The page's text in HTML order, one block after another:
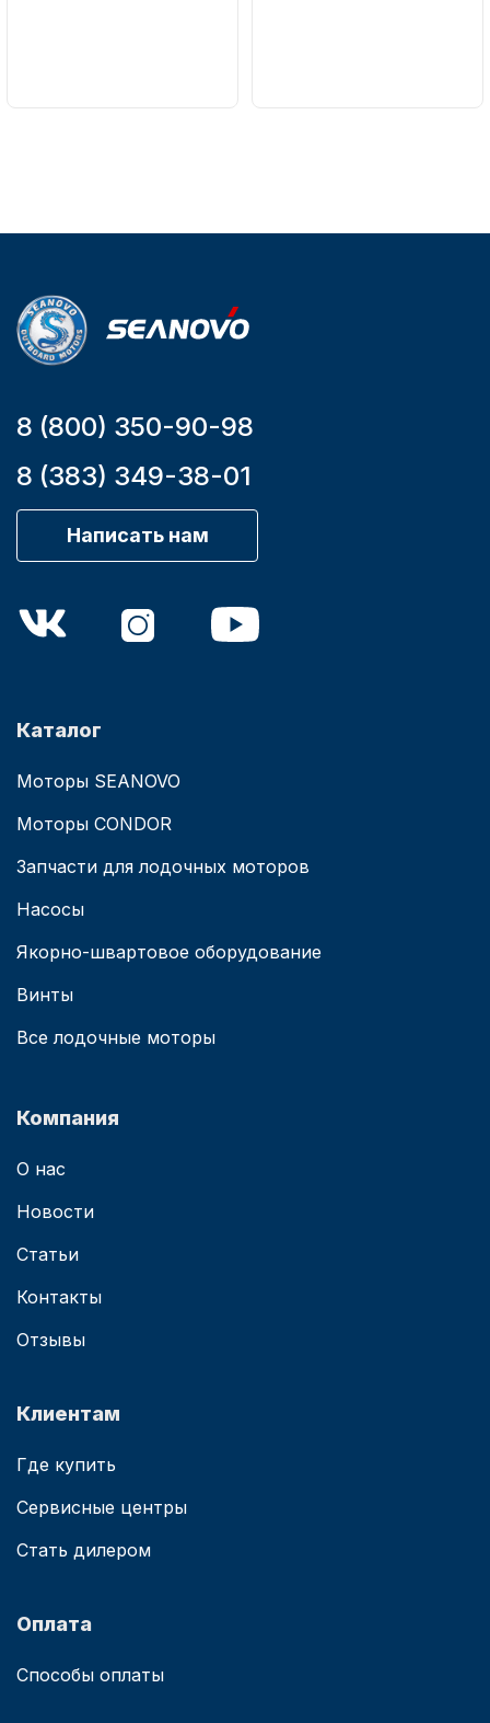
8 (800) 350-90-98
8 (383) 349-38-01
Написать нам
Каталог
Моторы SEANOVO
Моторы CONDOR
Запчасти для лодочных моторов
Насосы
Якорно-швартовое оборудование
Винты
Все лодочные моторы
Компания
О нас
Новости
Статьи
Контакты
Отзывы
Клиентам
Где купить
Сервисные центры
Стать дилером
Оплата
Способы оплаты